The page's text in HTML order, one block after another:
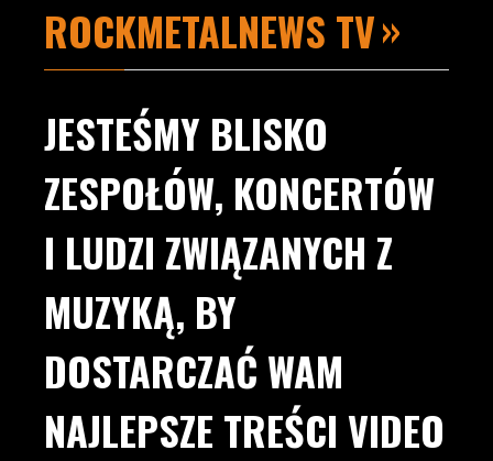
ROCKMETALNEWS TV
JESTEŚMY BLISKO
ZESPOŁÓW, KONCERTÓW
I LUDZI ZWIĄZANYCH Z
MUZYKĄ, BY
DOSTARCZAĆ WAM
NAJLEPSZE TREŚCI VIDEO